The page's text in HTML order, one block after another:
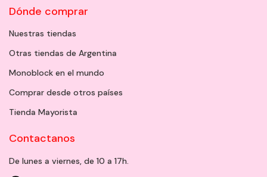
Dónde comprar
Nuestras tiendas
Otras tiendas de Argentina
Monoblock en el mundo
Comprar desde otros países
Tienda Mayorista
Contactanos
De lunes a viernes, de 10 a 17h.